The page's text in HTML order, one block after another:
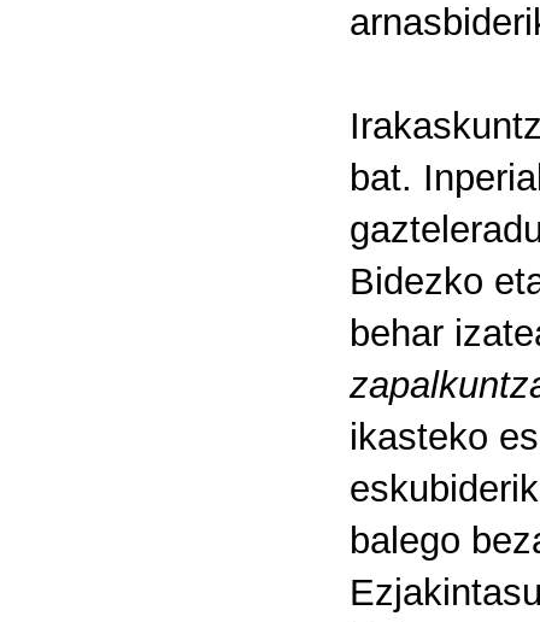
bat.
Bidezko
behar
ikasteko
balego